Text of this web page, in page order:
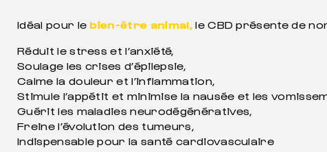
Idéal pour le bien-être animal, le CBD présente de
Réduit le stress et l’anxiété,
Soulage les crises d’épilepsie,
Calme la douleur et l’inflammation,
Stimule l’appétit et minimise la nausée et les
Guérit les maladies neurodégénératives,
Freine l’évolution des tumeurs,
Indispensable pour la santé cardiovasculaire